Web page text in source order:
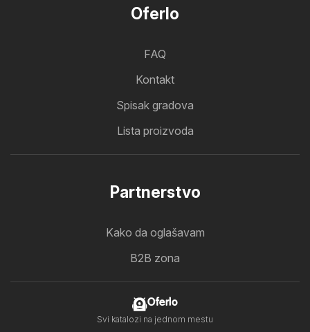
Oferlo
FAQ
Kontakt
Spisak gradova
Lista proizvoda
Partnerstvo
Kako da oglašavam
B2B zona
Oferlo
Svi katalozi na jednom mestu